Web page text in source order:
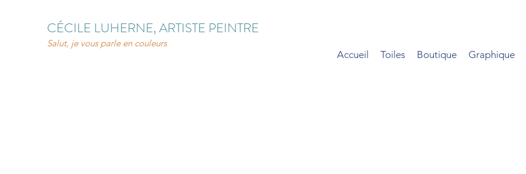
CÉCILE LUHERNE, ARTISTE PEINTRE
Salut, je vous parle en couleurs
Accueil Toiles Boutique Graphique